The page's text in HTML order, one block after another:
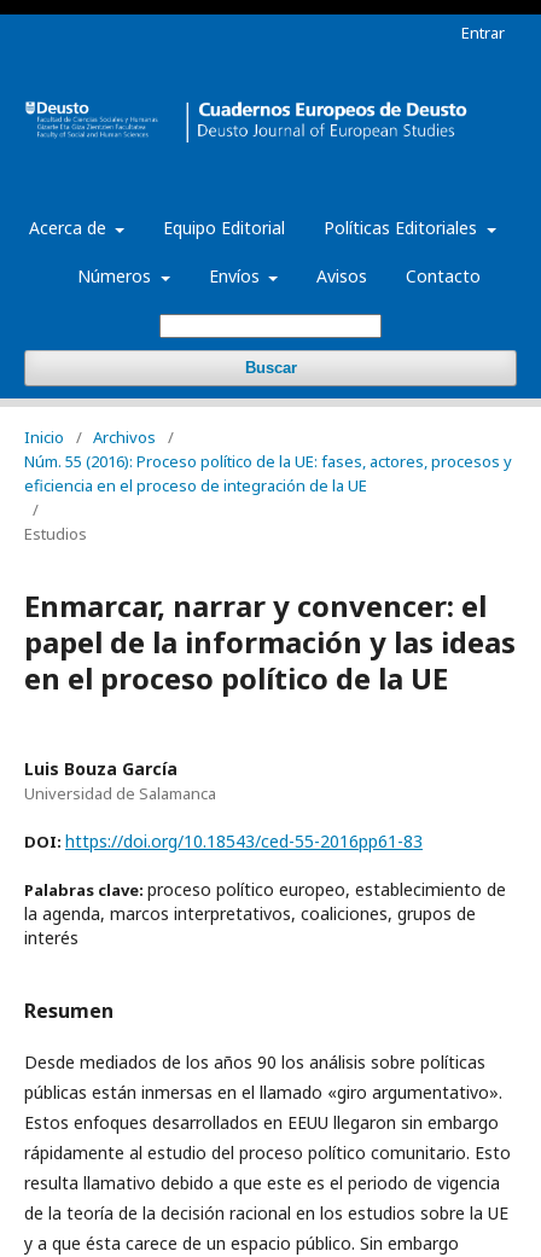
Acerca de Equipo Editorial Políticas Editoriales
Números Envíos Avisos Contacto
Buscar
Entrar
Inicio / Archivos
/
Núm. 55 (2016): Proceso político de la UE: fases, actores, procesos y
eficiencia en el proceso de integración de la UE
/
Estudios
Enmarcar, narrar y convencer: el
papel de la información y las ideas
en el proceso político de la UE
Luis Bouza García
Universidad de Salamanca
DOI: https://doi.org/10.18543/ced-55-2016pp61-83
Palabras clave: proceso político europeo, establecimiento de
la agenda, marcos interpretativos, coaliciones, grupos de
interés
Resumen
Desde mediados de los años 90 los análisis sobre políticas
públicas están inmersas en el llamado «giro argumentativo».
Estos enfoques desarrollados en EEUU llegaron sin embargo
rápidamente al estudio del proceso político comunitario. Esto
resulta llamativo debido a que este es el periodo de vigencia
de la teoría de la decisión racional en los estudios sobre la UE
y a que ésta carece de un espacio público. Sin embargo